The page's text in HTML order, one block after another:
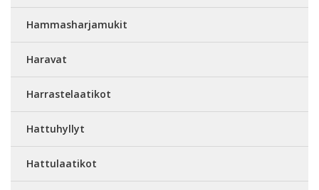
Hammasharjamukit
Haravat
Harrastelaatikot
Hattuhyllyt
Hattulaatikot